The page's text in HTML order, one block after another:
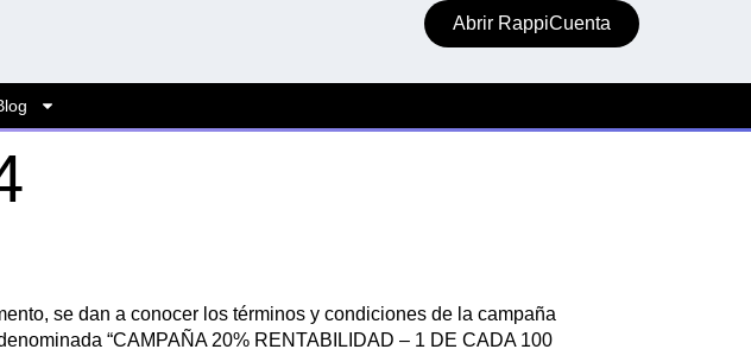
Abrir RappiCuenta
se dan a conocer los términos y condiciones de la campaña
“CAMPAÑA 20% RENTABILIDAD – 1 DE CADA 100